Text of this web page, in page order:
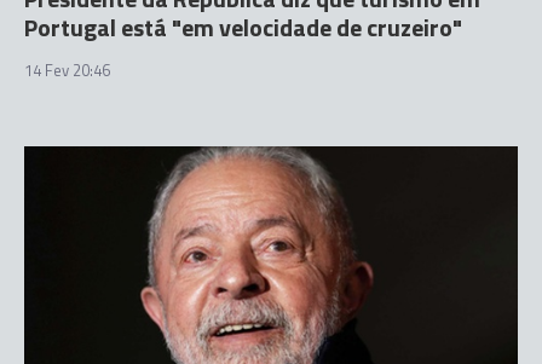
Portugal está "em velocidade de cruzeiro"
14 Fev 20:46